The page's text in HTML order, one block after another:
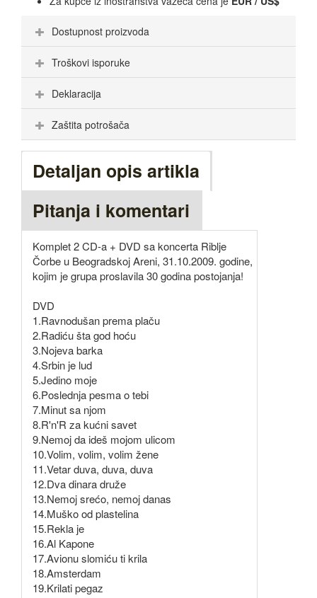
Dostupnost proizvoda
Troškovi isporuke
Deklaracija
Zaštita potrošača
Detaljan opis artikla
Pitanja i komentari
Komplet 2 CD-a + DVD sa koncerta Riblje
Čorbe u Beogradskoj Areni, 31.10.2009. godine,
kojim je grupa proslavila 30 godina postojanja!
DVD
1.Ravnodušan prema plaču
2.Radiću šta god hoću
3.Nojeva barka
4.Srbin je lud
5.Jedino moje
6.Poslednja pesma o tebi
7.Minut sa njom
8.R'n'R za kućni savet
9.Nemoj da ideš mojom ulicom
10.Volim, volim, volim žene
11.Vetar duva, duva, duva
12.Dva dinara druže
13.Nemoj srećo, nemoj danas
14.Muško od plastelina
15.Rekla je
16.Al Kapone
17.Avionu slomiću ti krila
18.Amsterdam
19.Krilati pegaz